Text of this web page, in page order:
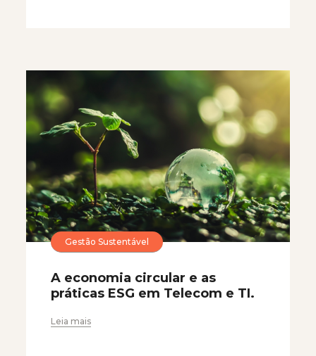
Gestão Sustentável
A economia circular e as
práticas ESG em Telecom e TI.
Leia mais